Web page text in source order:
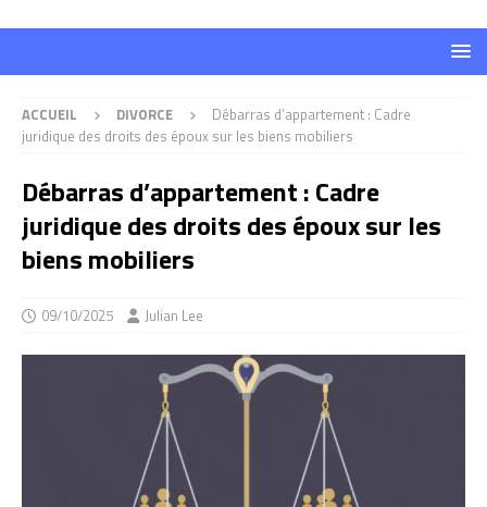
ACCUEIL DIVORCE
Débarras d’appartement : Cadre
juridique des droits des époux sur les biens mobiliers
Débarras d’appartement : Cadre
juridique des droits des époux sur les
biens mobiliers
09/10/2025 Julian Lee